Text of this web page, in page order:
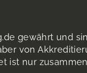
gewährt und
von
ist nur